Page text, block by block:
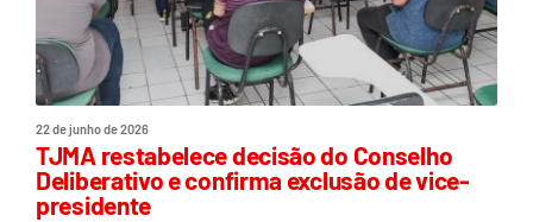
22 de junho de 2026
TJMA restabelece decisão do Conselho
Deliberativo e confirma exclusão de vice-
presidente